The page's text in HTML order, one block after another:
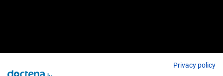
Privacy policy